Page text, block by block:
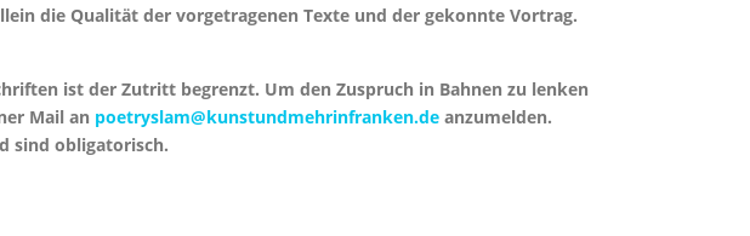
die Qualität der vorgetragenen Texte und der gekonnte Vortrag.
ist der Zutritt begrenzt. Um den Zuspruch in Bahnen zu lenken
Mail an poetryslam@kunstundmehrinfranken.de anzumelden.
sind obligatorisch.